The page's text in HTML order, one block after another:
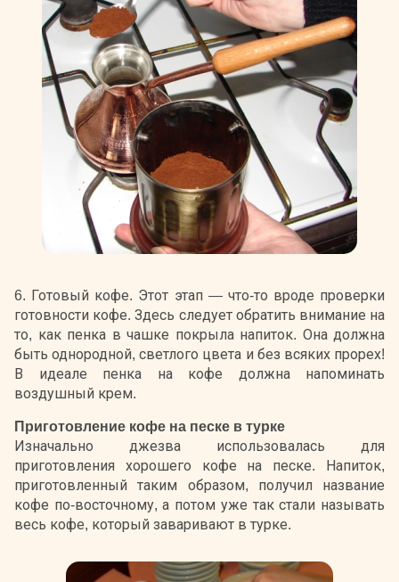
6. Готовый кофе. Этот этап — что-то вроде проверки
готовности кофе. Здесь следует обратить внимание на
то, как пенка в чашке покрыла напиток. Она должна
быть однородной, светлого цвета и без всяких прорех!
В идеале пенка на кофе должна напоминать
воздушный крем.
Приготовление кофе на песке в турке
Изначально джезва использовалась для
приготовления хорошего кофе на песке. Напиток,
приготовленный таким образом, получил название
кофе по-восточному, а потом уже так стали называть
весь кофе, который заваривают в турке.